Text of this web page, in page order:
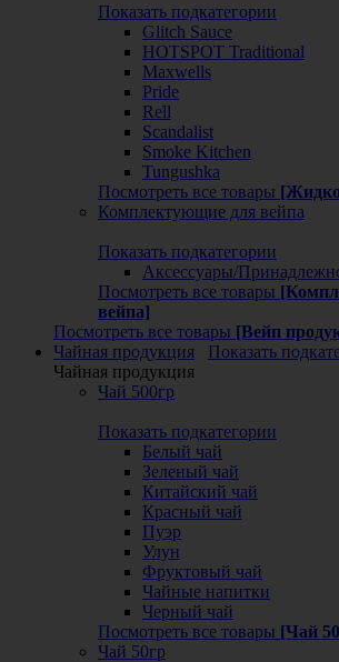
Показать подкатегории
Glitch Sauce
HOTSPOT Traditional
Maxwells
Pride
Rell
Scandalist
Smoke Kitchen
Tungushka
Посмотреть все товары
Комплектующие для вейпа
Показать подкатегории
Аксессуары/
Посмотреть все товары
вейпа]
Посмотреть все товары [Вейп
Чайная продукция
Показать
Чайная продукция
Чай 500гр
Показать подкатегории
Белый чай
Зеленый чай
Китайский чай
Красный чай
Пуэр
Улун
Фруктовый чай
Чайные напитки
Черный чай
Посмотреть все товары [Чай
Чай 50гр